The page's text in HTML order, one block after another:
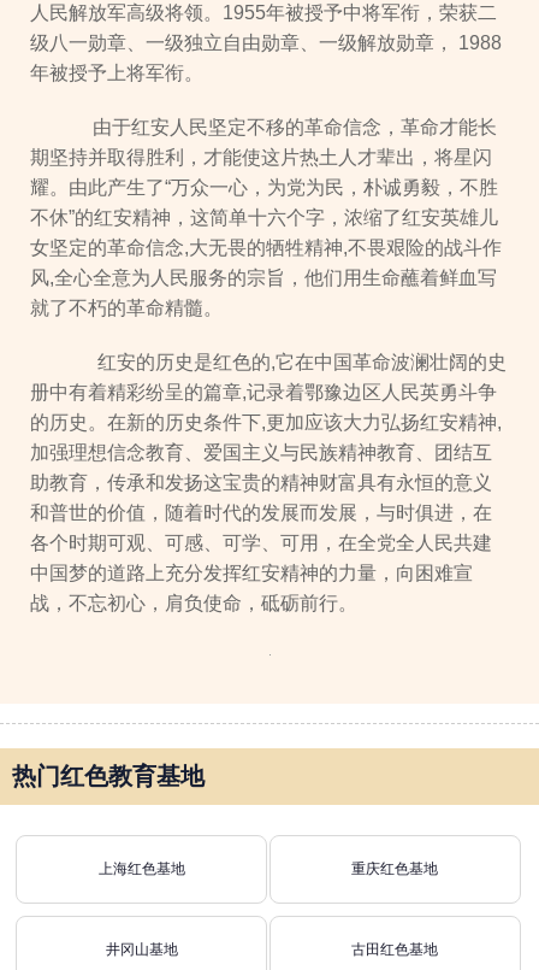
人民解放军高级将领。1955年被授予中将军衔，荣获二
级八一勋章、一级独立自由勋章、一级解放勋章， 1988
年被授予上将军衔。
由于红安人民坚定不移的革命信念，革命才能长
期坚持并取得胜利，才能使这片热土人才辈出，将星闪
耀。由此产生了“万众一心，为党为民，朴诚勇毅，不胜
不休”的红安精神，这简单十六个字，浓缩了红安英雄儿
女坚定的革命信念,大无畏的牺牲精神,不畏艰险的战斗作
风,全心全意为人民服务的宗旨，他们用生命蘸着鲜血写
就了不朽的革命精髓。
红安的历史是红色的,它在中国革命波澜壮阔的史
册中有着精彩纷呈的篇章,记录着鄂豫边区人民英勇斗争
的历史。在新的历史条件下,更加应该大力弘扬红安精神,
加强理想信念教育、爱国主义与民族精神教育、团结互
助教育，传承和发扬这宝贵的精神财富具有永恒的意义
和普世的价值，随着时代的发展而发展，与时俱进，在
各个时期可观、可感、可学、可用，在全党全人民共建
中国梦的道路上充分发挥红安精神的力量，向困难宣
战，不忘初心，肩负使命，砥砺前行。
热门红色教育基地
上海红色基地 重庆红色基地
井冈山基地 古田红色基地